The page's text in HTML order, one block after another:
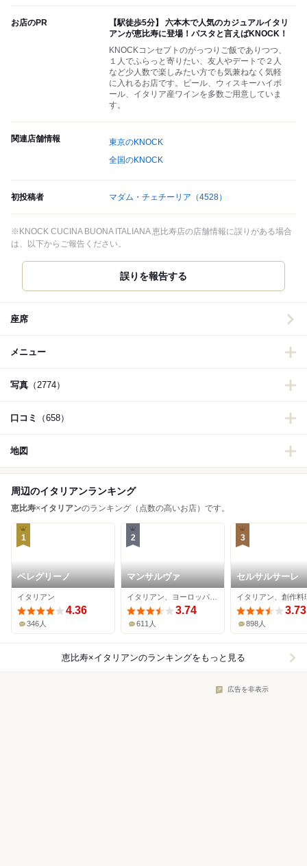
お店のPR
【駅徒歩5分】 六本木で人気のカジュアルイタリ
アンが恵比寿に登場！パスタと言えばKNOCK！
KNOCKコンセプトのがっつりご飯でありつつ、
１人でふらっと寄りたい、友人やデートで２人
など少人数で楽しみたい方でも気兼ねなく気軽
に入れるお店です。ビール、ウィスキーハイボ
ール、イタリア産ワインを多数ご用意していま
す。
関連店舗情報
東京のKNOCK
全国のKNOCK
初投稿者 マダム・チェチーリア （4528）
※KNOCK CUCINA BUONA ITALIANA 恵比寿店の店舗情報に誤りがある場合
は、以下からご報告ください。
誤りを報告する
座席
メニュー
写真 （2774）
口コミ （658）
地図
周辺のイタリアンランキング
恵比寿×イタリアンのランキング（点数の高いお店）です。
1
ペレグリーノ
イタリアン
4.36
346人
2
マンサルヴァ
3.74
611人
3
セルサルサーレ
3.73
898人
恵比寿×イタリアンのランキングをもっと見る
広告を非表示